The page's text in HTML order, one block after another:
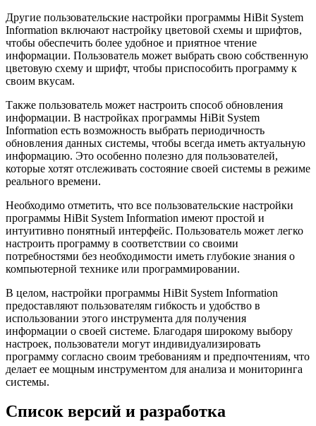
Другие пользовательские настройки программы HiBit System
Information включают настройку цветовой схемы и шрифтов,
чтобы обеспечить более удобное и приятное чтение
информации. Пользователь может выбрать свою собственную
цветовую схему и шрифт, чтобы приспособить программу к
своим вкусам.
Также пользователь может настроить способ обновления
информации. В настройках программы HiBit System
Information есть возможность выбрать периодичность
обновления данных системы, чтобы всегда иметь актуальную
информацию. Это особенно полезно для пользователей,
которые хотят отслеживать состояние своей системы в режиме
реального времени.
Необходимо отметить, что все пользовательские настройки
программы HiBit System Information имеют простой и
интуитивно понятный интерфейс. Пользователь может легко
настроить программу в соответствии со своими
потребностями без необходимости иметь глубокие знания о
компьютерной технике или программировании.
В целом, настройки программы HiBit System Information
предоставляют пользователям гибкость и удобство в
использовании этого инструмента для получения
информации о своей системе. Благодаря широкому выбору
настроек, пользователи могут индивидуализировать
программу согласно своим требованиям и предпочтениям, что
делает ее мощным инструментом для анализа и мониторинга
системы.
Список версий и разработка